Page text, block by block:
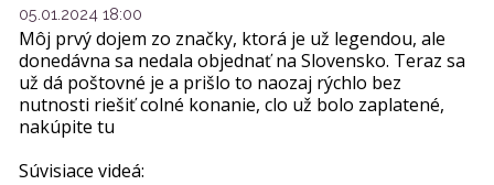
05.01.2024 18:00
Môj prvý dojem zo značky, ktorá je už legendou, ale
donedávna sa nedala objednať na Slovensko. Teraz sa
už dá poštovné je a prišlo to naozaj rýchlo bez
nutnosti riešiť colné konanie, clo už bolo zaplatené,
nakúpite tu
Súvisiace videá: